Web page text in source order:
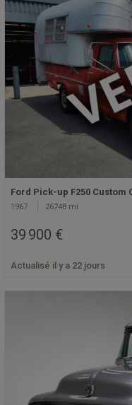
Ford Pick-up F250 Custom
1967 26748 mi
39 900 €
Actualisé il y a 22 jours